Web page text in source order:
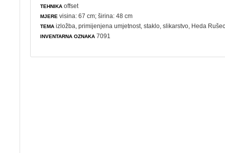
TEHNIKA offset
MJERE visina: 67 cm; širina: 48 cm
TEMA izložba ,primijenjena umjetnost ,staklo ,slikarstvo , Heda
INVENTARNA OZNAKA 7091